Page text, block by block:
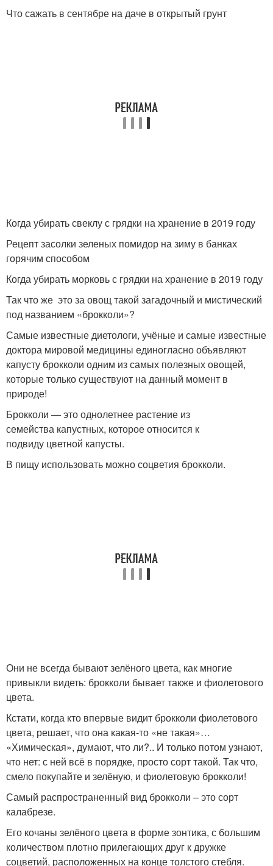
Что сажать в сентябре на даче в открытый грунт
Когда убирать свеклу с грядки на хранение в 2019 году
Рецепт засолки зеленых помидор на зиму в банках
горячим способом
Когда убирать морковь с грядки на хранение в 2019 году
Так что же это за овощ такой загадочный и мистический
под названием «брокколи»?
Самые известные диетологи, учёные и самые известные
доктора мировой медицины единогласно объявляют
капусту брокколи одним из самых полезных овощей,
которые только существуют на данный момент в
природе!
Брокколи — это однолетнее растение из
семейства капустных, которое относится к
подвиду цветной капусты.
В пищу использовать можно соцветия брокколи.
Они не всегда бывают зелёного цвета, как многие
привыкли видеть: брокколи бывает также и фиолетового
цвета.
Кстати, когда кто впервые видит брокколи фиолетового
цвета, решает, что она какая-то «не такая»…
«Химическая», думают, что ли?.. И только потом узнают,
что нет: с ней всё в порядке, просто сорт такой. Так что,
смело покупайте и зелёную, и фиолетовую брокколи!
Самый распространенный вид брокколи – это сорт
калабрезе.
Его кочаны зелёного цвета в форме зонтика, с большим
количеством плотно прилегающих друг к дружке
соцветий, расположенных на конце толстого стебля.